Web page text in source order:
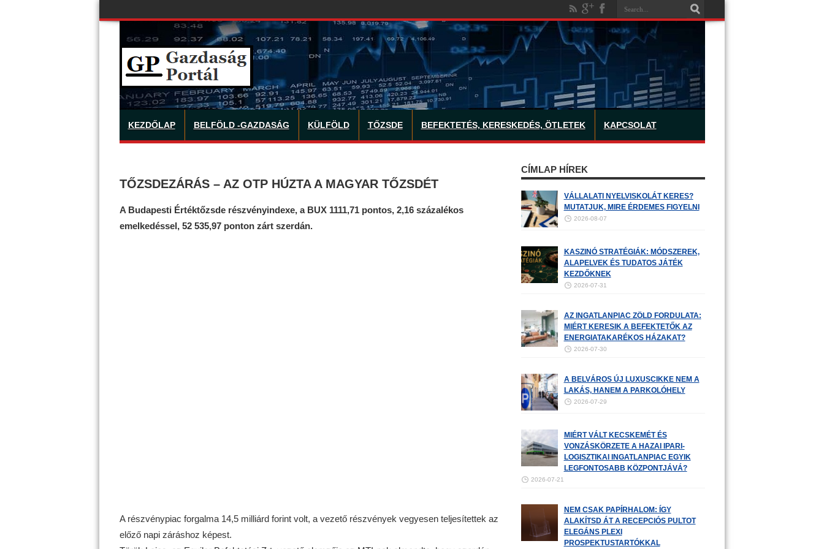
KEZDŐLAP BELFÖLD -GAZDASÁG KÜLFÖLD TŐZSDE BEFEKTETÉS, KERESKEDÉS, ÖTLETEK KAPCSOLAT
TŐZSDEZÁRÁS – AZ OTP HÚZTA A MAGYAR TŐZSDÉT
A Budapesti Értéktőzsde részvényindexe, a BUX 1111,71 pontos, 2,16 százalékos
emelkedéssel, 52 535,97 ponton zárt szerdán.
A részvénypiac forgalma 14,5 milliárd forint volt, a vezető részvények vegyesen teljesítettek az
előző napi záráshoz képest.
CÍMLAP HÍREK
VÁLLALATI NYELVISKOLÁT KERES?
MUTATJUK, MIRE ÉRDEMES FIGYELNI
2026-08-07
KASZINÓ STRATÉGIÁK: MÓDSZEREK,
ALAPELVEK ÉS TUDATOS JÁTÉK
KEZDŐKNEK
2026-07-31
AZ INGATLANPIAC ZÖLD FORDULATA:
MIÉRT KERESIK A BEFEKTETŐK AZ
ENERGIATAKARÉKOS HÁZAKAT?
2026-07-30
A BELVÁROS ÚJ LUXUSCIKKE NEM A
LAKÁS, HANEM A PARKOLÓHELY
2026-07-29
MIÉRT VÁLT KECSKEMÉT ÉS
VONZÁSKÖRZETE A HAZAI IPARI-
LOGISZTIKAI INGATLANPIAC EGYIK
LEGFONTOSABB KÖZPONTJÁVÁ?
2026-07-21
NEM CSAK PAPÍRHALOM: ÍGY
ALAKÍTSD ÁT A RECEPCIÓS PULTOT
ELEGÁNS PLEXI
PROSPEKTUSTARTÓKKAL